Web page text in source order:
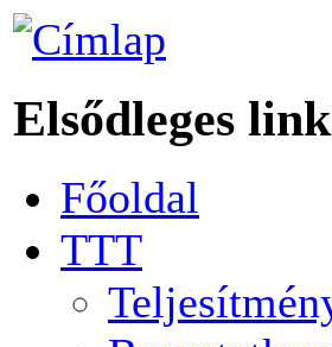
Elsődleges
Főoldal
TTT